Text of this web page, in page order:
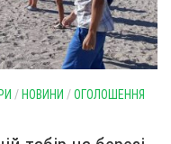
/ НОВИНИ /ОГОЛОШЕННЯ